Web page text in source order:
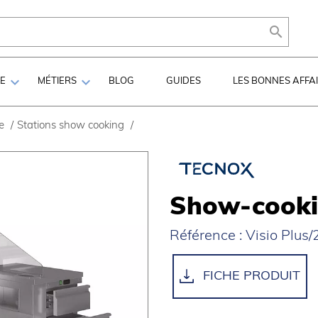

 MÉTIERS  BLOG GUIDES LES BONNES
/ Stations show cooking /
Show-
Référence : Visio
FICHE PRODUIT